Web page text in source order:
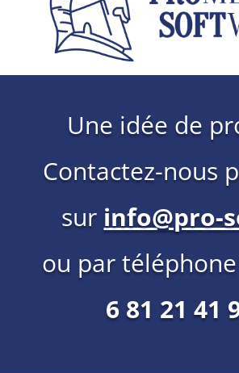
Une idée de
Contactez-nous
sur info@pro-
ou par
6 81 21 41